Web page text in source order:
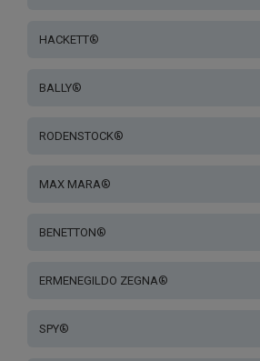
HACKETT®
BALLY®
RODENSTOCK®
MAX MARA®
BENETTON®
ERMENEGILDO ZEGNA®
SPY®